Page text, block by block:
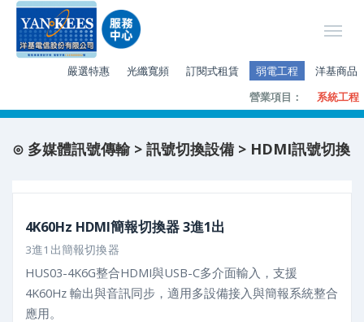
嚴選特惠 光纖寬頻 訂閱式租賃 弱電工程 洋基商品
營業項目： 系統工程
⊙ 多媒體訊號傳輸 > 訊號切換設備 > HDMI訊號切換
4K60Hz HDMI簡報切換器 3進1出
3進1出簡報切換器
HUS03-4K6G整合HDMI與USB-C多介面輸入，支援
4K60Hz 輸出與音訊同步，適用多設備接入與簡報系統整合
應用。